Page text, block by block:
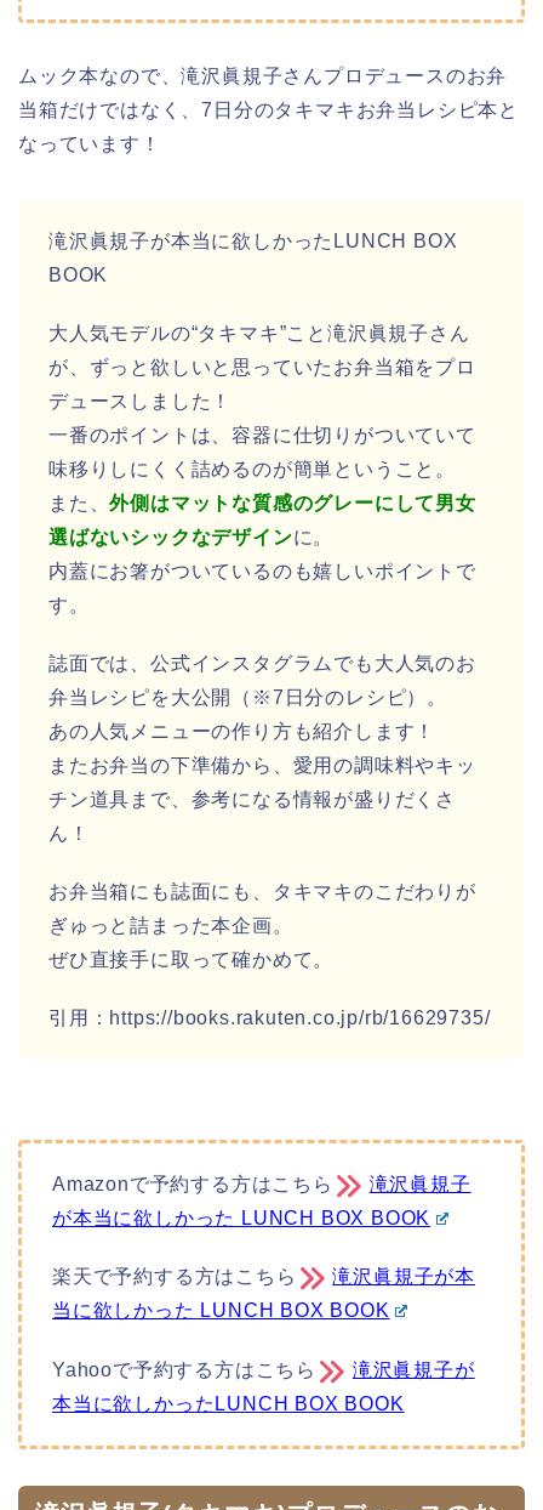
ムック本なので、滝沢眞規子さんプロデュースのお弁
当箱だけではなく、7日分のタキマキお弁当レシピ本と
なっています！
滝沢眞規子が本当に欲しかったLUNCH BOX
BOOK
大人気モデルの“タキマキ”こと滝沢眞規子さん
が、ずっと欲しいと思っていたお弁当箱をプロ
デュースしました！
一番のポイントは、容器に仕切りがついていて
味移りしにくく詰めるのが簡単ということ。
また、外側はマットな質感のグレーにして男女
選ばないシックなデザインに。
内蓋にお箸がついているのも嬉しいポイントで
す。
誌面では、公式インスタグラムでも大人気のお
弁当レシピを大公開（※7日分のレシピ）。
あの人気メニューの作り方も紹介します！
またお弁当の下準備から、愛用の調味料やキッ
チン道具まで、参考になる情報が盛りだくさ
ん！
お弁当箱にも誌面にも、タキマキのこだわりが
ぎゅっと詰まった本企画。
ぜひ直接手に取って確かめて。
引用：https://books.rakuten.co.jp/rb/16629735/
Amazonで予約する方はこちら
滝沢眞規子
が本当に欲しかった LUNCH BOX BOOK
楽天で予約する方はこちら
滝沢眞規子が本
当に欲しかった LUNCH BOX BOOK
Yahooで予約する方はこちら
滝沢眞規子が
本当に欲しかったLUNCH BOX BOOK